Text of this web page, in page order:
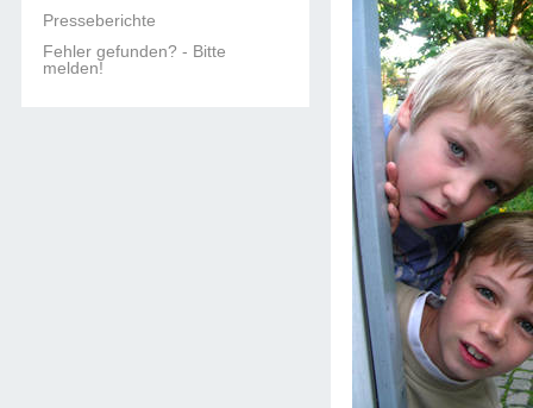
Presseberichte
Fehler gefunden? - Bitte
melden!